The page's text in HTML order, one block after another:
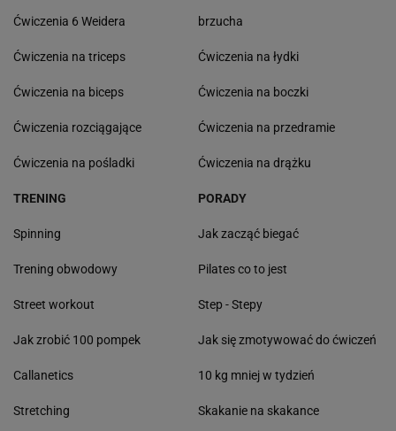
Ćwiczenia 6 Weidera
Ćwiczenia na triceps
Ćwiczenia na biceps
Ćwiczenia rozciągające
Ćwiczenia na pośladki
brzucha
Ćwiczenia na łydki
Ćwiczenia na boczki
Ćwiczenia na przedramie
Ćwiczenia na drążku
TRENING
Spinning
Trening obwodowy
Street workout
Jak zrobić 100 pompek
Callanetics
Stretching
PORADY
Jak zacząć biegać
Pilates co to jest
Step - Stepy
Jak się zmotywować do ćwiczeń
10 kg mniej w tydzień
Skakanie na skakance